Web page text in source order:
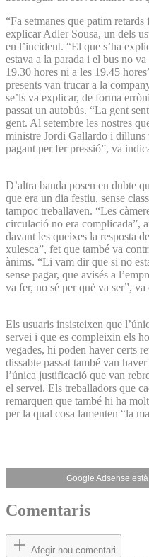
“Fa setmanes que patim
explicar Adler Sousa, un dels
en l’incident. “El que s’ha
estava a la parada i el bus no
19.30 hores ni a les 19.45
presents van trucar a la
se’ls va explicar, de forma
passat un autobús. “La gent
gent. Al setembre les nostres
ministre Jordi Gallardo i dilluns
pagant per fer pressió”, va
D’altra banda posen en dubte
que era un dia festiu, sense
tampoc treballaven. “Les
circulació no era complicada”,
davant les queixes la resposta
xulesca”, fet que també va
ànims. “Li vam dir que si no
sense pagar, que avisés a
va fer, no sé per què va ser”, va
Els usuaris insisteixen que
servei i que es compleixin els
vegades, hi poden haver certs
dissabte passat també van
l’única justificació que van
el servei. Els treballadors que
remarquen que també hi ha
per la qual cosa lamenten “la
Google Adsense
Comentaris
Afegir nou comentari